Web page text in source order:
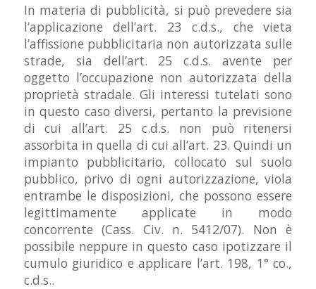
In materia di pubblicità, si può prevedere sia
l’applicazione dell’art. 23 c.d.s., che vieta
l’affissione pubblicitaria non autorizzata sulle
strade, sia dell’art. 25 c.d.s. avente per
oggetto l’occupazione non autorizzata della
proprietà stradale. Gli interessi tutelati sono
in questo caso diversi, pertanto la previsione
di cui all’art. 25 c.d.s. non può ritenersi
assorbita in quella di cui all’art. 23. Quindi un
impianto pubblicitario, collocato sul suolo
pubblico, privo di ogni autorizzazione, viola
entrambe le disposizioni, che possono essere
legittimamente applicate in modo
concorrente (Cass. Civ. n. 5412/07). Non è
possibile neppure in questo caso ipotizzare il
cumulo giuridico e applicare l’art. 198, 1° co.,
c.d.s..